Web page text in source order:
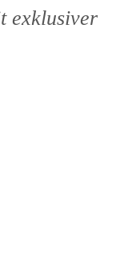
exklusiver